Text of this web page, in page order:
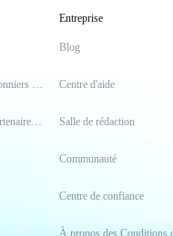
Programme pour les pionniers et pionnières
Programme pour les partenaires créatifs
Entreprise
Blog
Centre d'aide
Salle de rédaction
Communauté
Centre de confiance